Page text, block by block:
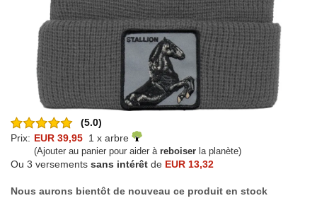
(5.0)
Prix: EUR 39,95 1 x arbre
(Ajouter au panier pour aider à reboiser la planète)
Ou 3 versements sans intérêt de EUR 13,32
Nous aurons bientôt de nouveau ce produit en stock